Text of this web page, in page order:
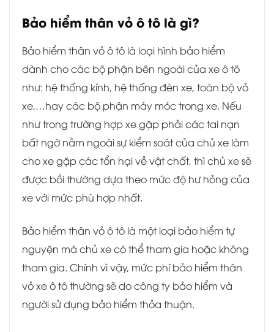
Bảo hiểm thân vỏ ô tô là gì?
Bảo hiểm thân vỏ ô tô là loại hình bảo hiểm
dành cho các bộ phận bên ngoài của xe ô tô
như: hệ thống kính, hệ thống đèn xe, toàn bộ vỏ
xe,…hay các bộ phận máy móc trong xe. Nếu
như trong trường hợp xe gặp phải các tai nạn
bất ngờ nằm ngoài sự kiểm soát của chủ xe làm
cho xe gặp các tổn hại về vật chất, thì chủ xe sẽ
được bồi thường dựa theo mức độ hư hỏng của
xe với mức phù hợp nhất.
Bảo hiểm thân vỏ ô tô là một loại bảo hiểm tự
nguyện mà chủ xe có thể tham gia hoặc không
tham gia. Chính vì vậy, mức phí bảo hiểm thân
vỏ xe ô tô thường sẽ do công ty bảo hiểm và
người sử dụng bảo hiểm thỏa thuận.